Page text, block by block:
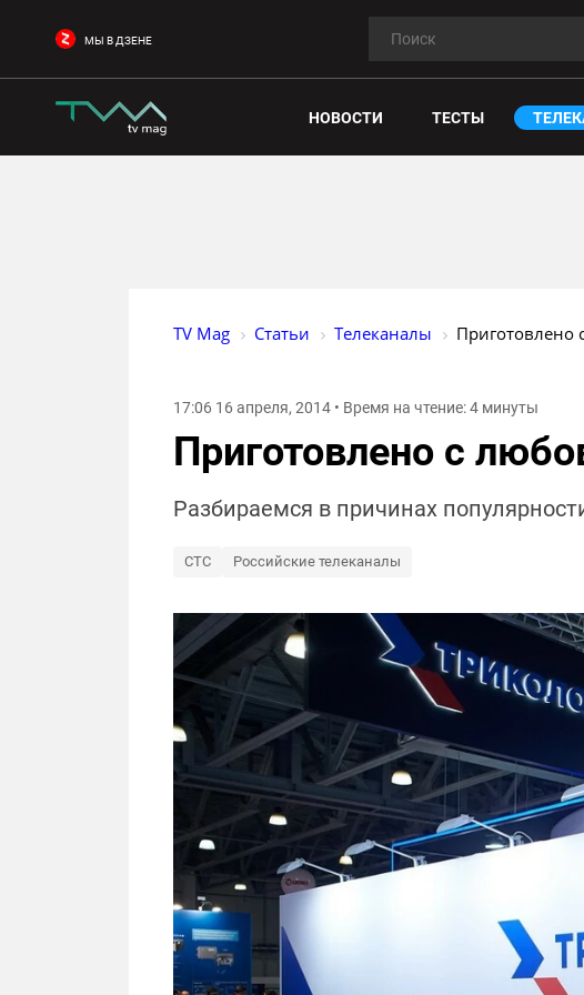
МЫ В ДЗЕНЕ
НОВОСТИ ТЕСТЫ
TV Mag Статьи Телеканалы Приготовлено
17:06 16 апреля, 2014 • Время на чтение: 4 минуты
Приготовлено с
Разбираемся в причинах
СТС Российские телеканалы